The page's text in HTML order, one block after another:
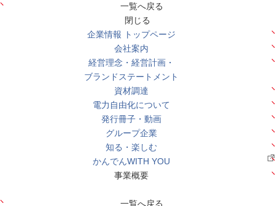
一覧へ戻る
閉じる
企業情報 トップページ
会社案内
経営理念・経営計画・
ブランドステートメント
資材調達
電力自由化について
発行冊子・動画
グループ企業
知る・楽しむ
かんでんWITH YOU
事業概要
一覧へ戻る